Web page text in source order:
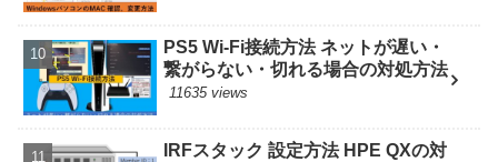
PS5 Wi-Fi接続方法 ネットが遅い・
繋がらない・切れる場合の対処方法
11635 views
IRFスタック 設定方法 HPE QXの対